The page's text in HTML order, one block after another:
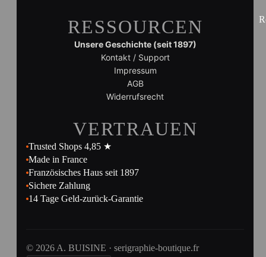
RESSOURCEN
Unsere Geschichte (seit 1897)
Kontakt / Support
Impressum
AGB
Widerrufsrecht
VERTRAUEN
Trusted Shops 4,85 ★
Made in France
Französisches Haus seit 1897
Sichere Zahlung
14 Tage Geld-zurück-Garantie
© 2026 A. BUISINE · serigraphie-boutique.fr